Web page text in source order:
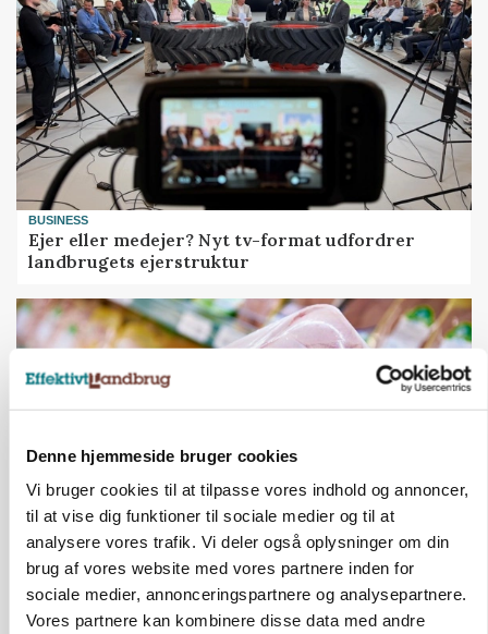
Denne hjemmeside bruger cookies
Vi bruger cookies til at tilpasse vores indhold og annoncer,
til at vise dig funktioner til sociale medier og til at
analysere vores trafik. Vi deler også oplysninger om din
brug af vores website med vores partnere inden for
sociale medier, annonceringspartnere og analysepartnere.
Vores partnere kan kombinere disse data med andre
BUSINESS
Ejer eller medejer? Nyt tv-format udfordrer
landbrugets ejerstruktur
MARKEDSFOKUS
Prisgab på 20 kroner pr. kg vokser: Polsk kylling
presser markedet